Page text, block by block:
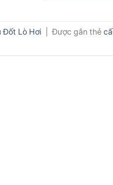
Đốt Lò Hơi Được gắn thẻ